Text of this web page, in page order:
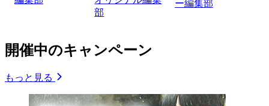
部
ー編集部
開催中のキャンペーン
もっと見る